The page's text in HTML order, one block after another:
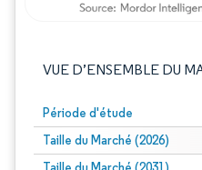
VUE D’ENSEMBLE DU
Période d'étude
Taille du Marché (2026)